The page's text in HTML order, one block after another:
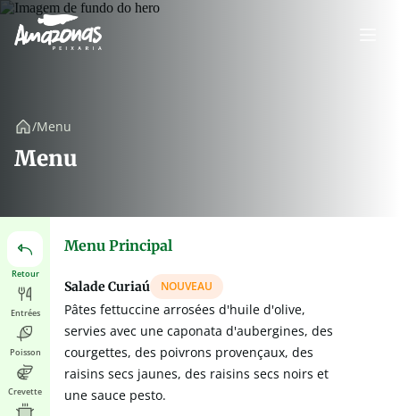
/Menu
Menu
Retour
Entrées
Poisson
Crevette
Menu Principal
Salade Curiaú NOUVEAU
Pâtes fettuccine arrosées d'huile d'olive,
servies avec une caponata d'aubergines, des
courgettes, des poivrons provençaux, des
raisins secs jaunes, des raisins secs noirs et
une sauce pesto.